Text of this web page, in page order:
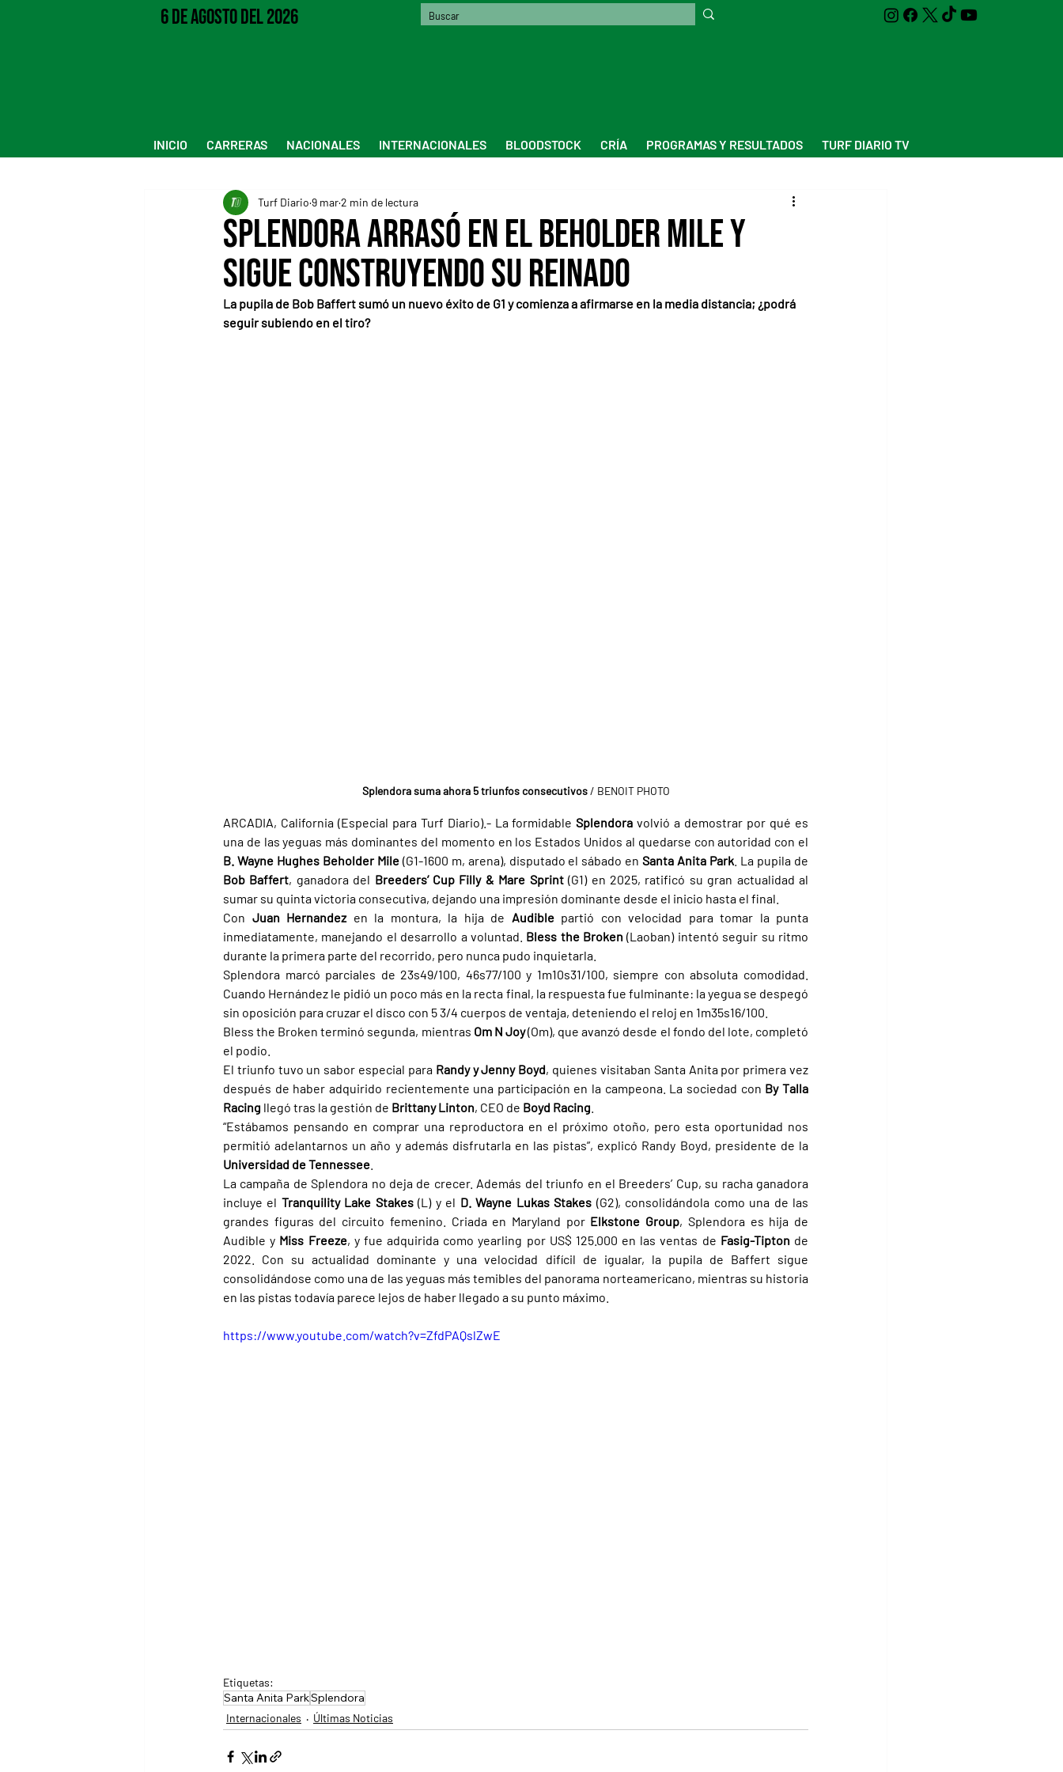
6 de Agosto del 2026
INICIO CARRERAS NACIONALES INTERNACIONALES BLOODSTOCK CRÍA PROGRAMAS Y RESULTADOS TURF DIARIO TV
Splendora arrasó en el Beholder Mile y
sigue construyendo su reinado
Turf Diario 9 mar2 min de lectura
La pupila de Bob Baffert sumó un nuevo éxito de G1 y comienza a afirmarse en la media distancia; ¿podrá
seguir subiendo en el tiro?
Splendora suma ahora 5 triunfos consecutivos / BENOIT PHOTO
ARCADIA, California (Especial para Turf Diario).- La formidable Splendora volvió a demostrar por qué es
B. Wayne Hughes Beholder Mile (G1-1600 m, arena), disputado el sábado en Santa Anita Park
Bob Baffert, ganadora del Breeders’ Cup Filly & Mare Sprint (G1) en 2025, ratificó su gran actualidad al
sumar su quinta victoria consecutiva, dejando una impresión dominante desde el inicio hasta el final.
Con Juan Hernandez en la montura, la hija de Audible partió con velocidad para tomar la punta
inmediatamente, manejando el desarrollo a voluntad. Bless the Broken (Laoban) intentó seguir su ritmo
durante la primera parte del recorrido, pero nunca pudo inquietarla.
Splendora marcó parciales de 23s49/100, 46s77/100 y 1m10s31/100, siempre con absoluta comodidad.
Cuando Hernández le pidió un poco más en la recta final, la respuesta fue fulminante: la yegua se despegó
sin oposición para cruzar el disco con 5 3/4 cuerpos de ventaja, deteniendo el reloj en 1m35s16/100.
Bless the Broken terminó segunda, mientras Om N Joy (Om), que avanzó desde el fondo del lote, completó
el podio.
El triunfo tuvo un sabor especial para Randy y Jenny Boyd, quienes visitaban Santa Anita por primera vez
después de haber adquirido recientemente una participación en la campeona. La sociedad con By Talla
Racing llegó tras la gestión de Brittany Linton, CEO de Boyd Racing
“Estábamos pensando en comprar una reproductora en el próximo otoño, pero esta oportunidad nos
Universidad de Tennessee
La campaña de Splendora no deja de crecer. Además del triunfo en el Breeders’ Cup, su racha ganadora
incluye el Tranquility Lake Stakes (L) y el D. Wayne Lukas Stakes (G2), consolidándola como una de las
grandes figuras del circuito femenino. Criada en Maryland por Elkstone Group, Splendora es hija de
Audible y Miss Freeze, y fue adquirida como yearling por US$ 125.000 en las ventas de Fasig-Tipton de
2022. Con su actualidad dominante y una velocidad difícil de igualar, la pupila de Baffert sigue
consolidándose como una de las yeguas más temibles del panorama norteamericano, mientras su historia
en las pistas todavía parece lejos de haber llegado a su punto máximo.
https://www.youtube.com/watch?v=ZfdPAQslZwE
Etiquetas:
Santa Anita ParkSplendora
Internacionales Últimas Noticias